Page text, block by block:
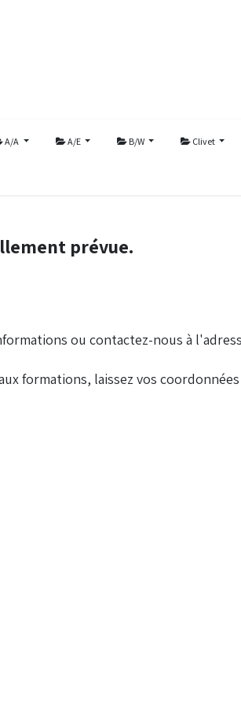
A/A A/E B/W Clivet
prévue.
ou contactez-nous à
formations, laissez vos coordonnées